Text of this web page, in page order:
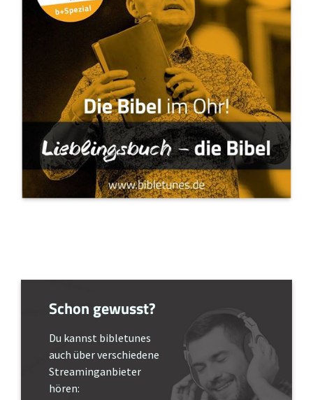
Schon gewusst?
Du kannst bibletunes
auch über verschiedene
Streaminganbieter
hören: